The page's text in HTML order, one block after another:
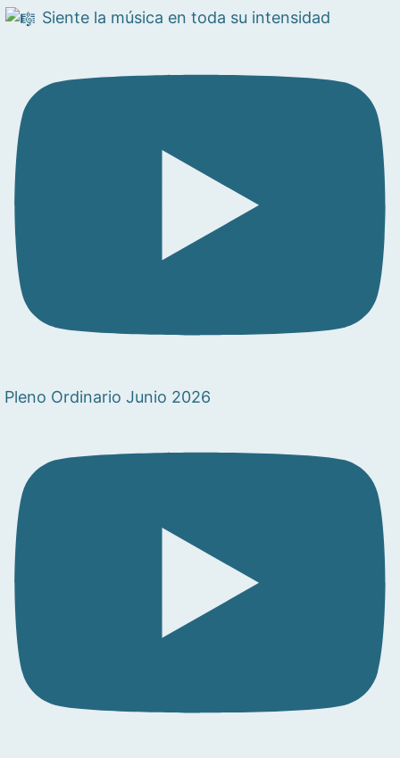
Siente la música en toda su intensidad
Pleno Ordinario Junio 2026